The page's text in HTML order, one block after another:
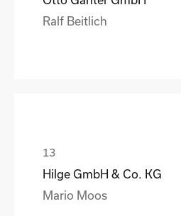
Ralf Beitlich
Hilge GmbH & Co. KG
Mario Moos